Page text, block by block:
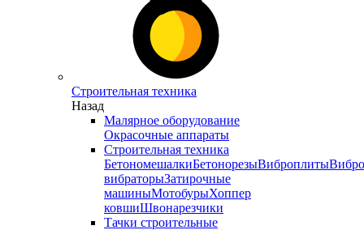
Строительная техника
Назад
Малярное оборудование
Окрасочные аппараты
Строительная техника
БетономешалкиБетонорезыВиброплиты
вибраторыЗатирочные
машиныМотобурыХоппер
ковшиШвонарезчики
Тачки строительные